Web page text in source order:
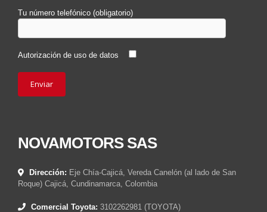
Tu número telefónico (obligatorio)
Autorización de uso de datos
NOVAMOTORS SAS
Dirección: Eje Chía-Cajicá, Vereda Canelón (al lado de San
Roque) Cajicá, Cundinamarca, Colombia
Comercial Toyota: 3102262981 (TOYOTA)